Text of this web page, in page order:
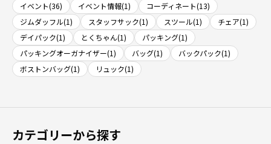
イベント(36)
イベント情報(1)
コーディネート(13)
ジムダッフル(1)
スタッフサック(1) スツール(1)
チェア(1)
デイパック(1)
とくちゃん(1)
パッキング(1)
パッキングオーガナイザー(1)
バッグ(1)
バックパック(1)
ボストンバッグ(1)
リュック(1)
カテゴリーから探す